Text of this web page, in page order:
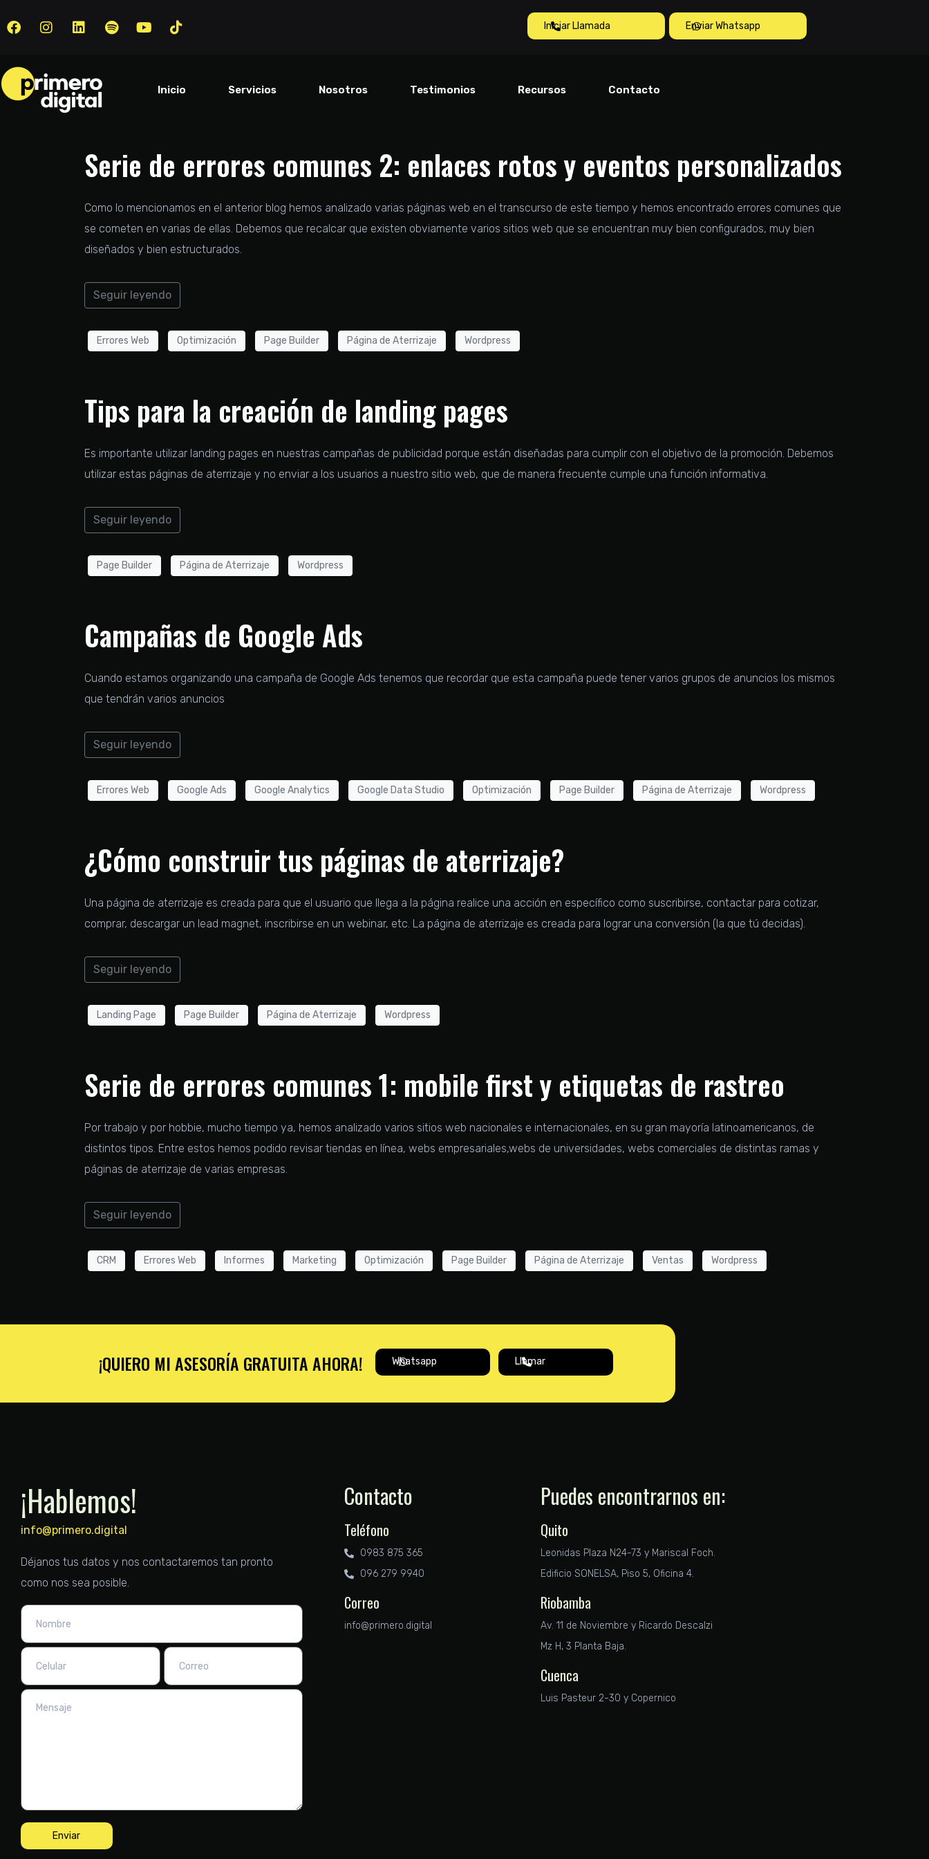
Iniciar Llamada Enviar Whatsapp
Inicio Servicios Nosotros Testimonios Recursos Contacto
Serie de errores comunes 2: enlaces rotos y eventos personalizados
Como lo mencionamos en el anterior blog hemos analizado varias páginas web en el transcurso de este tiempo y hemos encontrado errores comunes que
se cometen en varias de ellas. Debemos que recalcar que existen obviamente varios sitios web que se encuentran muy bien configurados, muy bien
diseñados y bien estructurados.
Seguir leyendo
Errores Web Optimización Page Builder Página de Aterrizaje Wordpress
Tips para la creación de landing pages
Es importante utilizar landing pages en nuestras campañas de publicidad porque están diseñadas para cumplir con el objetivo de la promoción. Debemos
utilizar estas páginas de aterrizaje y no enviar a los usuarios a nuestro sitio web, que de manera frecuente cumple una función informativa.
Seguir leyendo
Page Builder Página de Aterrizaje Wordpress
Campañas de Google Ads
Cuando estamos organizando una campaña de Google Ads tenemos que recordar que esta campaña puede tener varios grupos de anuncios los mismos
que tendrán varios anuncios
Seguir leyendo
Errores Web Google Ads Google Analytics Google Data Studio Optimización Page Builder Página de Aterrizaje Wordpress
¿Cómo construir tus páginas de aterrizaje?
Una página de aterrizaje es creada para que el usuario que llega a la página realice una acción en específico como suscribirse, contactar para cotizar,
comprar, descargar un lead magnet, inscribirse en un webinar, etc. La página de aterrizaje es creada para lograr una conversión (la que tú decidas).
Seguir leyendo
Landing Page Page Builder Página de Aterrizaje Wordpress
Serie de errores comunes 1: mobile first y etiquetas de rastreo
Por trabajo y por hobbie, mucho tiempo ya, hemos analizado varios sitios web nacionales e internacionales, en su gran mayoría latinoamericanos, de
distintos tipos. Entre estos hemos podido revisar tiendas en línea, webs empresariales,webs de universidades, webs comerciales de distintas ramas y
páginas de aterrizaje de varias empresas.
Seguir leyendo
CRM Errores Web Informes Marketing Optimización Page Builder Página de Aterrizaje Ventas Wordpress
¡QUIERO MI ASESORÍA GRATUITA AHORA! Whatsapp Llamar
¡Hablemos!
info@primero.digital
Déjanos tus datos y nos contactaremos tan pronto
como nos sea posible.
Enviar
Contacto
Teléfono
0983 875 365
096 279 9940
Correo
info@primero.digital
Puedes encontrarnos en:
Quito
Leonidas Plaza N24-73 y Mariscal Foch.
Edificio SONELSA, Piso 5, Oficina 4.
Riobamba
Av. 11 de Noviembre y Ricardo Descalzi
Mz H, 3 Planta Baja.
Cuenca
Luis Pasteur 2-30 y Copernico